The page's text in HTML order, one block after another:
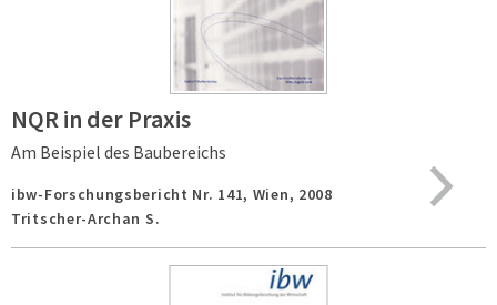
NQR in der Praxis
Am Beispiel des Baubereichs
ibw-Forschungsbericht Nr. 141, Wien, 2008
Tritscher-Archan S.